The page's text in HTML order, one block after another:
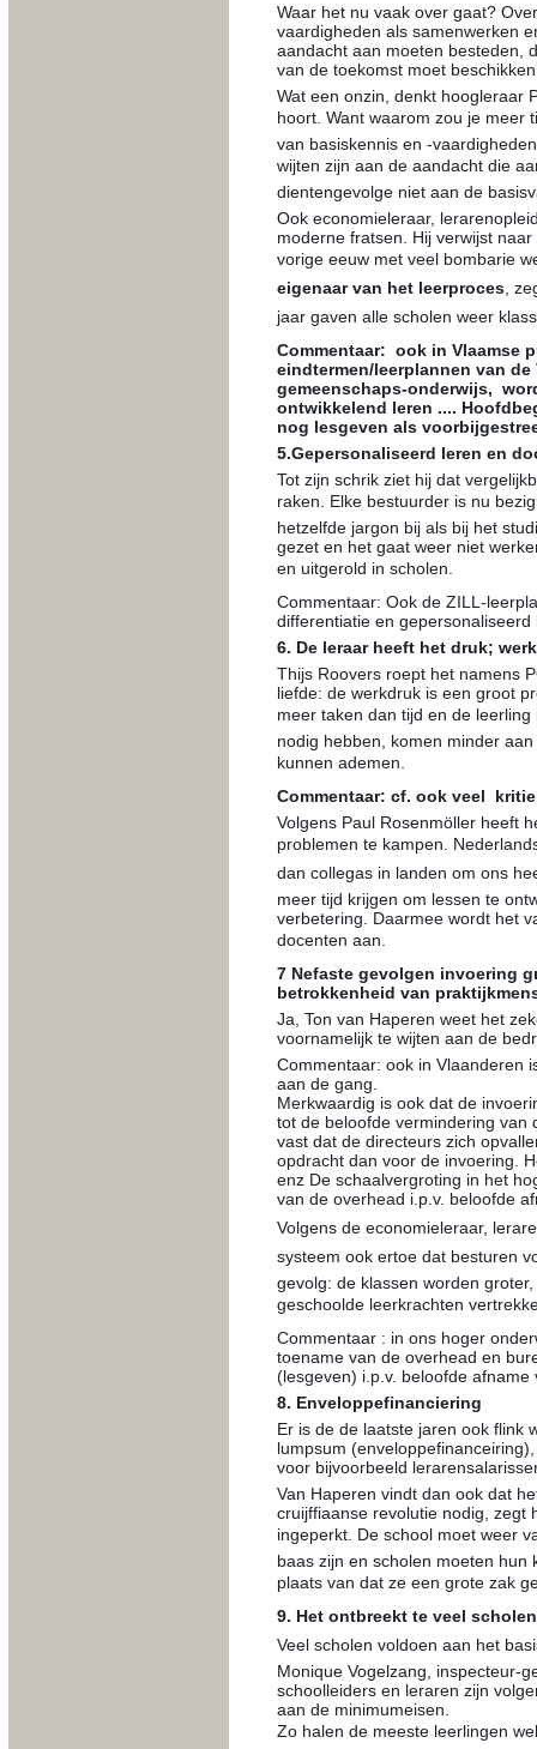
Waar het nu vaak over gaat?
vaardigheden als samenwerken
aandacht aan moeten besteden,
van de toekomst moet
Wat een onzin, denkt hoogleraar
hoort. Want waarom zou je meer
van basiskennis en -
wijten zijn aan de aandacht die
dientengevolge niet aan de
Ook economieleraar,
moderne fratsen. Hij verwijst
vorige eeuw met veel bombarie
eigenaar van het leerproces ,
jaar gaven alle scholen weer
Commentaar: ook in Vlaamse
eindtermen/leerplannen van
gemeenschaps-onderwijs,
ontwikkelend leren ....
nog lesgeven als
5.Gepersonaliseerd leren en
Tot zijn schrik ziet hij dat
raken. Elke bestuurder is nu
hetzelfde jargon bij als bij het
gezet en het gaat weer niet
en uitgerold in scholen.
Commentaar: Ook de ZILL-
differentiatie en gepersonaliseerd
6. De leraar heeft het druk;
Thijs Roovers roept het namens
liefde: de werkdruk is een groot
meer taken dan tijd en de leerling
nodig hebben, komen minder
kunnen ademen.
Commentaar: cf. ook veel
Volgens Paul Rosenmöller heeft
problemen te kampen.
dan collegas in landen om ons
meer tijd krijgen om lessen te
verbetering. Daarmee wordt het
docenten aan.
7 Nefaste gevolgen invoering
betrokkenheid van
Ja, Ton van Haperen weet het
voornamelijk te wijten aan de
Commentaar: ook in Vlaanderen
aan de gang.
Merkwaardig is ook dat de
tot de beloofde vermindering van
vast dat de directeurs zich
opdracht dan voor de invoering.
enz De schaalvergroting in het
van de overhead i.p.v. beloofde
Volgens de economieleraar,
systeem ook ertoe dat besturen
gevolg: de klassen worden
geschoolde leerkrachten
Commentaar : in ons hoger
toename van de overhead en
(lesgeven) i.p.v. beloofde afname
8. Enveloppefinanciering
Er is de de laatste jaren ook flink
lumpsum
voor bijvoorbeeld
Van Haperen vindt dan ook dat
cruijffiaanse revolutie nodig, zegt
ingeperkt. De school moet weer
baas zijn en scholen moeten
plaats van dat ze een grote zak
9. Het ontbreekt te veel
Veel scholen voldoen aan het
Monique Vogelzang, inspecteur-
schoolleiders en leraren zijn
aan de minimumeisen.
Zo halen de meeste leerlingen